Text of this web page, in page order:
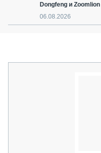
Dongfeng и Zoomlion
06.08.2026